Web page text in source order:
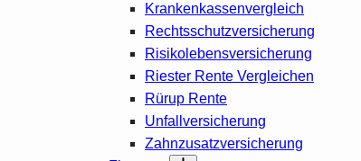
Krankenkassenvergleich
Rechtsschutzversicherung
Risikolebensversicherung
Riester Rente Vergleichen
Rürup Rente
Unfallversicherung
Zahnzusatzversicherung